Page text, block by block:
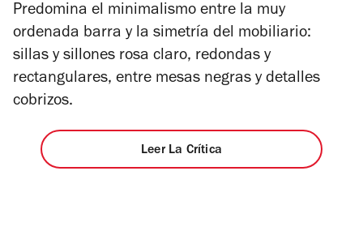
Predomina el minimalismo entre la muy
ordenada barra y la simetría del mobiliario:
sillas y sillones rosa claro, redondas y
rectangulares, entre mesas negras y detalles
cobrizos.
Leer La Crítica